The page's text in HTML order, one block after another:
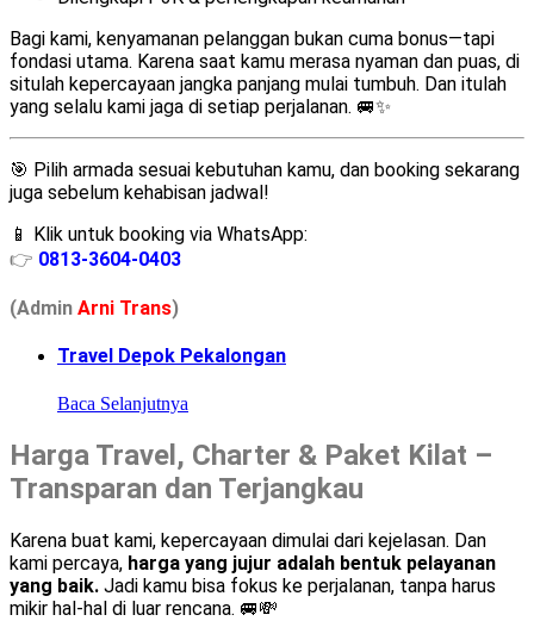
Bagi kami, kenyamanan pelanggan bukan cuma bonus—tapi
fondasi utama. Karena saat kamu merasa nyaman dan puas, di
situlah kepercayaan jangka panjang mulai tumbuh. Dan itulah
yang selalu kami jaga di setiap perjalanan. 🚐✨
🎯 Pilih armada sesuai kebutuhan kamu, dan booking sekarang
juga sebelum kehabisan jadwal!
📱 Klik untuk booking via WhatsApp:
👉 0813-3604-0403
(Admin Arni Trans)
Travel Depok Pekalongan
Baca Selanjutnya
Harga Travel, Charter & Paket Kilat –
Transparan dan Terjangkau
Karena buat kami, kepercayaan dimulai dari kejelasan. Dan
kami percaya, harga yang jujur adalah bentuk pelayanan
yang baik. Jadi kamu bisa fokus ke perjalanan, tanpa harus
mikir hal-hal di luar rencana. 🚐💸